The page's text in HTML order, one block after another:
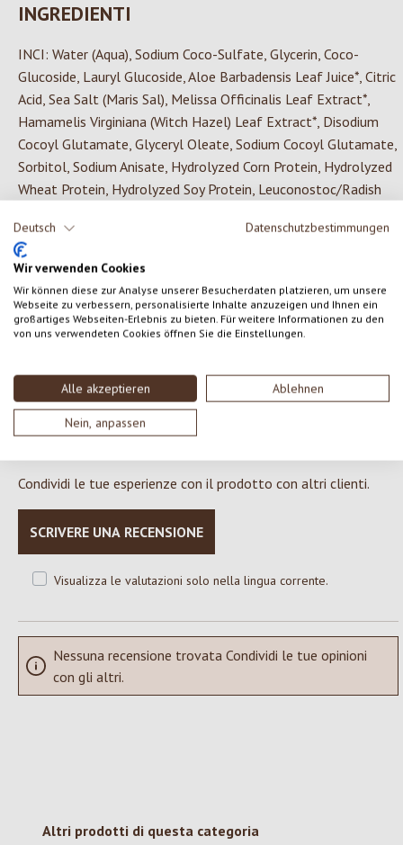
Deutsch Datenschutzbestimmungen
Wir verwenden Cookies
Wir können diese zur Analyse unserer Besucherdaten platzieren, um unsere
Webseite zu verbessern, personalisierte Inhalte anzuzeigen und Ihnen ein
großartiges Webseiten-Erlebnis zu bieten. Für weitere Informationen zu den
von uns verwendeten Cookies öffnen Sie die Einstellungen.
Alle akzeptieren Ablehnen
Nein, anpassen
INGREDIENTI
INCI: Water (Aqua), Sodium Coco-Sulfate, Glycerin, Coco-
Glucoside, Lauryl Glucoside, Aloe Barbadensis Leaf Juice*, Citric
Acid, Sea Salt (Maris Sal), Melissa Officinalis Leaf Extract*,
Hamamelis Virginiana (Witch Hazel) Leaf Extract*, Disodium
Cocoyl Glutamate, Glyceryl Oleate, Sodium Cocoyl Glutamate,
Sorbitol, Sodium Anisate, Hydrolyzed Corn Protein, Hydrolyzed
Wheat Protein, Hydrolyzed Soy Protein, Leuconostoc/Radish
Levulinate, Tocopherol, Hydrogenated Palm Glycerides Citrate,
Lecithin, Ascorbyl Palmitate, Fragrance (Parfum)**, Limonene**,
organic agriculture **from natural essential oils
0 di 0 valutazioni
Condividi le tue esperienze con il prodotto con altri clienti.
SCRIVERE UNA RECENSIONE
Visualizza le valutazioni solo nella lingua corrente.
Nessuna recensione trovata Condividi le tue opinioni
con gli altri.
Salta la galleria dei prodotti
Altri prodotti di questa categoria